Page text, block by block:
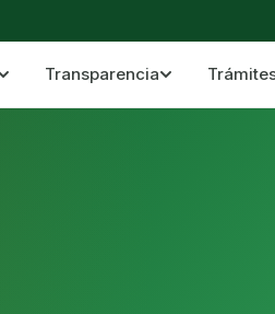
· Pastaza · Llanganates y Amazonía
Transparencia